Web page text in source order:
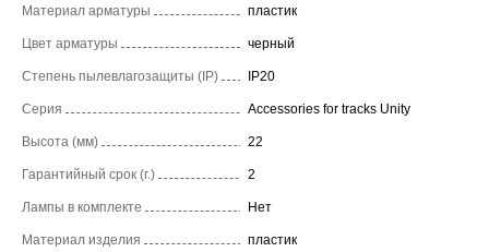
Материал арматуры пластик
Цвет арматуры черный
Степень пылевлагозащиты (IP) IP20
Серия Accessories for tracks Unity
Высота (мм) 22
Гарантийный срок (г.) 2
Лампы в комплекте Нет
Материал изделия пластик